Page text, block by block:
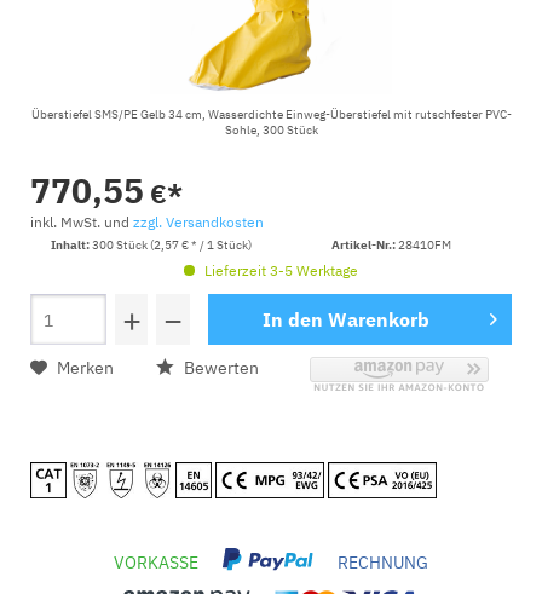
Überstiefel SMS/PE Gelb 34 cm, Wasserdichte Einweg-Überstiefel mit rutschfester PVC-
Sohle, 300 Stück
770,55 €*
inkl. MwSt. und zzgl. Versandkosten
Inhalt:300 Stück (2,57 € * / 1 Stück) Artikel-Nr.:28410FM
Lieferzeit 3-5 Werktage
+ − In den Warenkorb
Merken Bewerten
VORKASSE RECHNUNG